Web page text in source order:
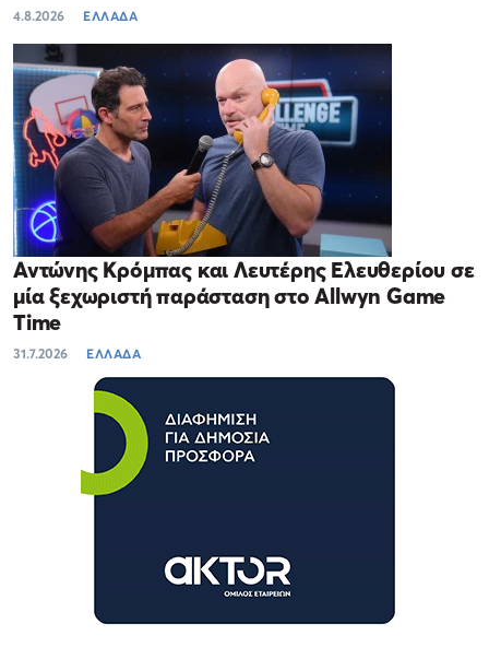
4.8.2026 ΕΛΛΑΔΑ
Αντώνης Κρόμπας και Λευτέρης Ελευθερίου σε
μία ξεχωριστή παράσταση στο Allwyn Game
Time
31.7.2026 ΕΛΛΑΔΑ